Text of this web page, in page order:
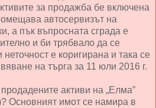
за продажба бе включена
автосервизът на
а пък въпросната сграда е
и би трябвало да се
неточност е коригирана и така се
на търга за 11 юли 2016 г.
активи на „Елма”
Основният имот се намира в